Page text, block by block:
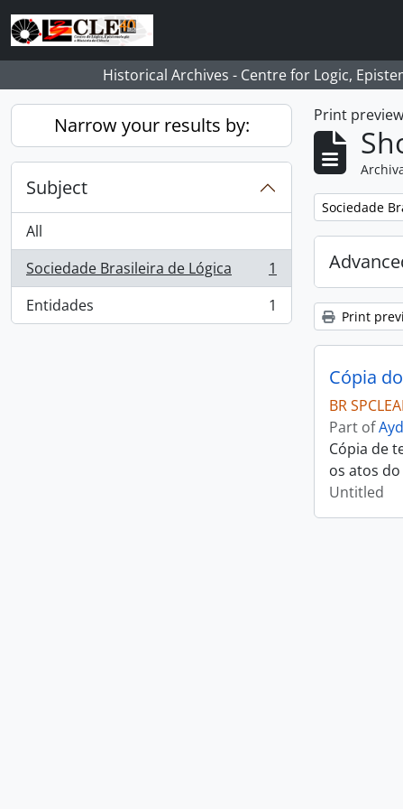
Skip to main content
Historical Archives - Centre for Logic,
Narrow your results by:
Subject
All
Sociedade Brasileira de Lógica
, 1 results
1
Entidades
, 1 results 1
Print preview
Remove filter:
Sociedade
Print
Cópia
BR
Part of
Cópia de
os atos
Untitled